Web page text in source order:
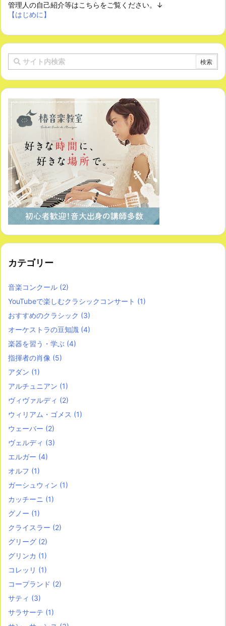
管理人の自己紹介等はこちらをご覧ください。↓
【はじめに】
カテゴリー
音楽コンクール (2)
YouTubeで楽しむクラシックコンサート (1)
おすすめのクラシック (3)
オーケストラの豆知識 (4)
楽器を習う・学ぶ (4)
指揮者の肖像 (5)
アダン (1)
アルチュニアン (1)
ヴィヴァルディ (2)
ウィリアム・ゴメス (1)
ウェーバー (2)
ヴェルディ (3)
エルガー (4)
オルフ (1)
ガーシュウィン (1)
カッチーニ (1)
グノー (1)
クライスラー (2)
グリーグ (2)
グリンカ (1)
コレッリ (1)
コープランド (2)
サティ (3)
サラサーテ (1)